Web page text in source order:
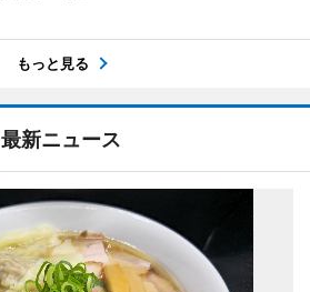
もっと見る
最新ニュース